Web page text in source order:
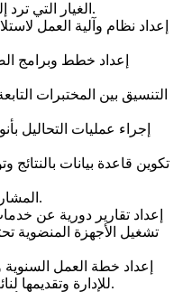
الغيار التي ترد إلى المختبرات المختلفة بالهيئة.
إعداد نظام وآلية العمل
إعداد خطط وبرامج
التنسيق بين المختبرات
إجراء عمليات التحاليل
تكوين قاعدة بيانات بالنتائج
المشاركة في خطط الطوارئ البيئية.
إعداد تقارير دورية عن
تشغيل الأجهزة المنضوية
إعداد خطة العمل السنوية
للإدارة وتقديمها لنائب المدير العام للشئون الفنية.